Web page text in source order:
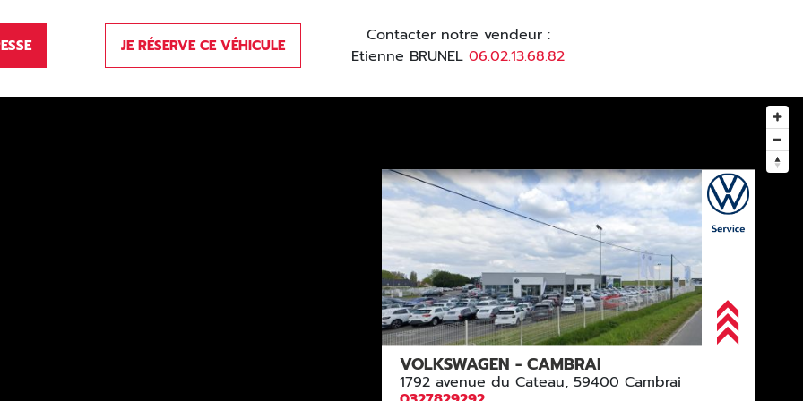
JE RÉSERVE CE VÉHICULE
Contacter notre vendeur :
Etienne BRUNEL 06.02.13.68.82
VOLKSWAGEN - CAMBRAI
1792 avenue du Cateau, 59400 Cambrai
SEAT - CAMBRAI
ŠKODA - CAMBRAI